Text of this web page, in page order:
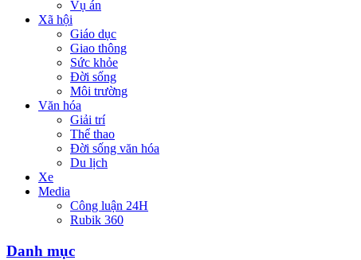
Vụ án
Xã hội
Giáo dục
Giao thông
Sức khỏe
Đời sống
Môi trường
Văn hóa
Giải trí
Thể thao
Đời sống văn hóa
Du lịch
Xe
Media
Công luận 24H
Rubik 360
Danh mục